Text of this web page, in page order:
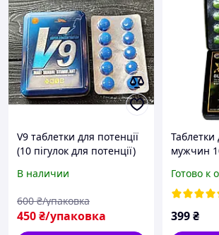
V9 таблетки для потенції
(10 пігулок для потенції)
В наличии
450₴/упаковка
600 ₴/упаковка
Таблетки
мужчин
мужского
без запаха
Готово к
399₴